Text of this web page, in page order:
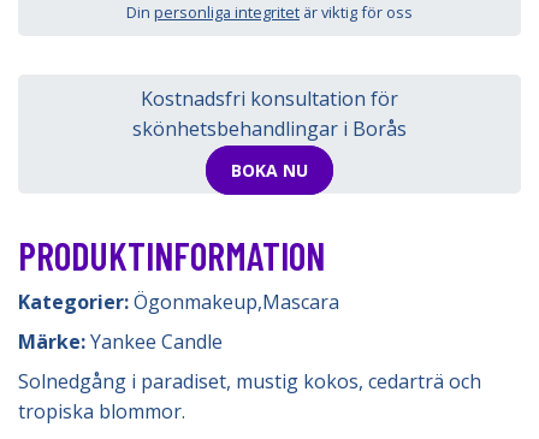
Din personliga integritet är viktig för oss
Kostnadsfri konsultation för
skönhetsbehandlingar i Borås
BOKA NU
PRODUKTINFORMATION
Kategorier:Ögonmakeup,Mascara
Märke:Yankee Candle
Solnedgång i paradiset, mustig kokos, cedarträ och
tropiska blommor.